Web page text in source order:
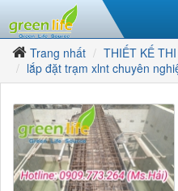
Trang nhất
THIẾT KẾ
lắp đặt trạm xlnt chuyên